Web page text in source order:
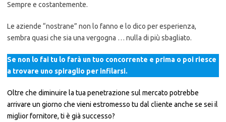
Sempre e costantemente.
Le aziende “nostrane” non lo fanno e lo dico per esperienza,
sembra quasi che sia una vergogna … nulla di più sbagliato.
Se non lo fai tu lo farà un tuo concorrente e prima o poi riesce
a trovare uno spiraglio per infilarsi.
Oltre che diminuire la tua penetrazione sul mercato potrebbe
arrivare un giorno che vieni estromesso tu dal cliente anche se sei il
miglior fornitore, ti è già successo?